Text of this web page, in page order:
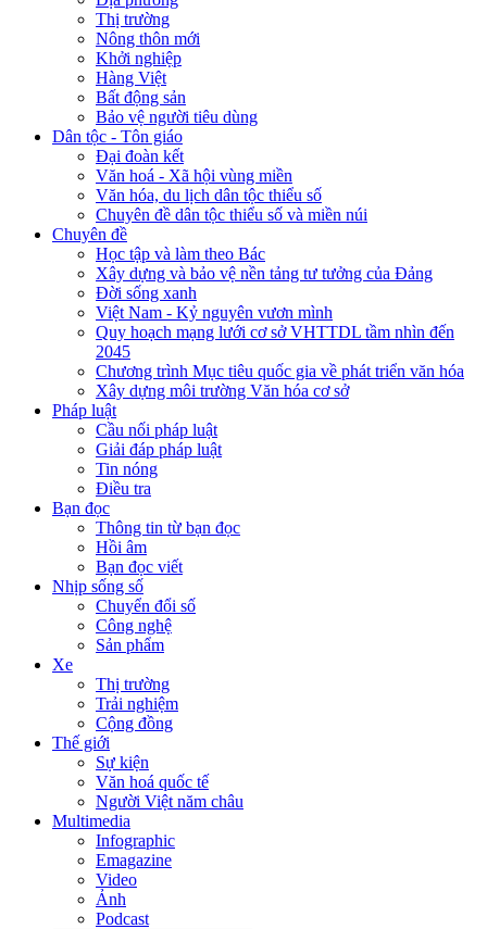
Thị trường
Nông thôn mới
Khởi nghiệp
Hàng Việt
Bất động sản
Bảo vệ người tiêu dùng
Dân tộc - Tôn giáo
Đại đoàn kết
Văn hoá - Xã hội vùng miền
Văn hóa, du lịch dân tộc thiểu số
Chuyên đề dân tộc thiểu số và miền núi
Chuyên đề
Học tập và làm theo Bác
Xây dựng và bảo vệ nền tảng tư tưởng của Đảng
Đời sống xanh
Việt Nam - Kỷ nguyên vươn mình
Quy hoạch mạng lưới cơ sở VHTTDL tầm nhìn đến
2045
Chương trình Mục tiêu quốc gia về phát triển văn hóa
Xây dựng môi trường Văn hóa cơ sở
Pháp luật
Cầu nối pháp luật
Giải đáp pháp luật
Tin nóng
Điều tra
Bạn đọc
Thông tin từ bạn đọc
Hồi âm
Bạn đọc viết
Nhịp sống số
Chuyển đổi số
Công nghệ
Sản phẩm
Xe
Thị trường
Trải nghiệm
Cộng đồng
Thế giới
Sự kiện
Văn hoá quốc tế
Người Việt năm châu
Multimedia
Infographic
Emagazine
Video
Ảnh
Podcast